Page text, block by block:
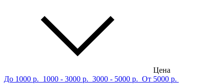
Цена
До 1000 р. 1000 - 3000 р. 3000 - 5000 р. От 5000 р.